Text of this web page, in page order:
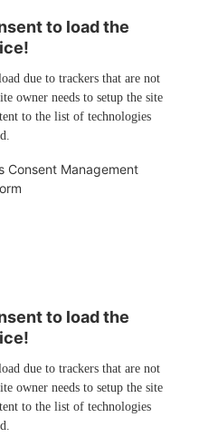
to load the
due to trackers that are not
owner needs to setup the site
to the list of technologies
Consent Management
to load the
due to trackers that are not
owner needs to setup the site
to the list of technologies